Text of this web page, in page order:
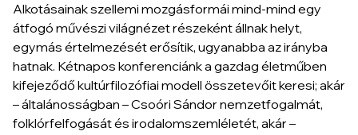
Alkotásainak szellemi mozgásformái mind-mind egy
átfogó művészi világnézet részeként állnak helyt,
egymás értelmezését erősítik, ugyanabba az irányba
hatnak. Kétnapos konferenciánk a gazdag életműben
kifejeződő kultúrfilozófiai modell összetevőit keresi; akár
– általánosságban – Csoóri Sándor nemzetfogalmát,
folklórfelfogását és irodalomszemléletét, akár –